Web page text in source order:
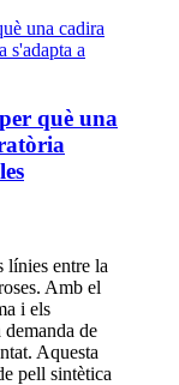
què una
línies entre la
Amb el
i els
de
Aquesta
pell sintètica